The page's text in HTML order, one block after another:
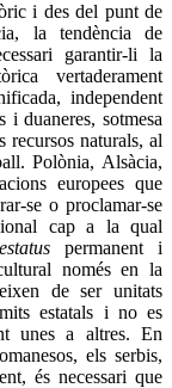
i des del punt de
la tendència de
garantir-li la
vertaderament
independent
i duaneres, sotmesa
recursos naturals, al
Polònia, Alsàcia,
europees que
se o proclamar-se
cap a la qual
estatuspermanent i
només en la
de ser unitats
estatals i no es
unes a altres. En
els serbis,
és necessari que